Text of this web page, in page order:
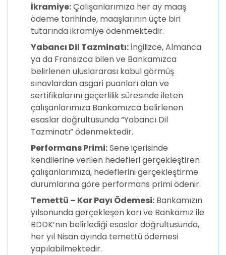
İkramiye:Çalışanlarımıza her ay maaş
ödeme tarihinde, maaşlarının üçte biri
tutarında ikramiye ödenmektedir.
Yabancı Dil Tazminatı: İngilizce, Almanca
ya da Fransızca bilen ve Bankamızca
belirlenen uluslararası kabul görmüş
sınavlardan asgari puanları alan ve
sertifikalarını geçerlilik süresinde ileten
çalışanlarımıza Bankamızca belirlenen
esaslar doğrultusunda “Yabancı Dil
Tazminatı” ödenmektedir.
Performans Primi:Sene içerisinde
kendilerine verilen hedefleri gerçekleştiren
çalışanlarımıza, hedeflerini gerçekleştirme
durumlarına göre performans primi ödenir.
Temettü – Kar Payı Ödemesi: Bankamızın
yılsonunda gerçekleşen karı ve Bankamız ile
BDDK’nın belirlediği esaslar doğrultusunda,
her yıl Nisan ayında temettü ödemesi
yapılabilmektedir.